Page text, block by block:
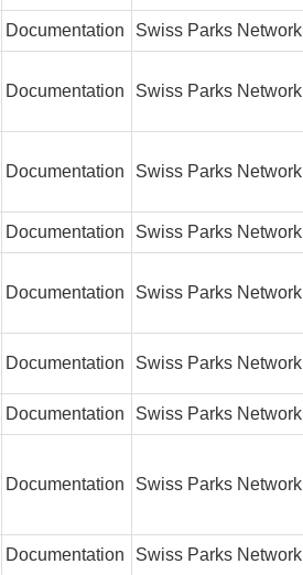
Documentation Swiss Parks Network
Documentation Swiss Parks Network
Documentation Swiss Parks Network
Documentation Swiss Parks Network
Documentation Swiss Parks Network
Documentation Swiss Parks Network
Documentation Swiss Parks Network
Documentation Swiss Parks Network
Documentation Swiss Parks Network